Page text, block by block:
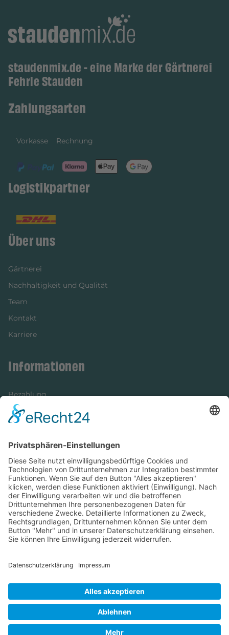
staudenmix.de - eine Marke der Gärtnerei
Fehrle Stauden
Zahlungsarten
Vorkasse Rechnung
Logistikpartner
Über uns
Gärtnerei
Nachhaltigkeit und Qualität
Team
Kontakt
Karriere
Informationen
Bezahlung
Newsletter
Versandinformationen
Verfügbarkeit/Verträglichkeit
Rechtliches
Widerrufsrecht und Widerrufsformular
Impressum
Datenschutzerklärung
Cookie-Einstellungen
AGB
Streitbeilegungsstelle
Vertrag widerrufen